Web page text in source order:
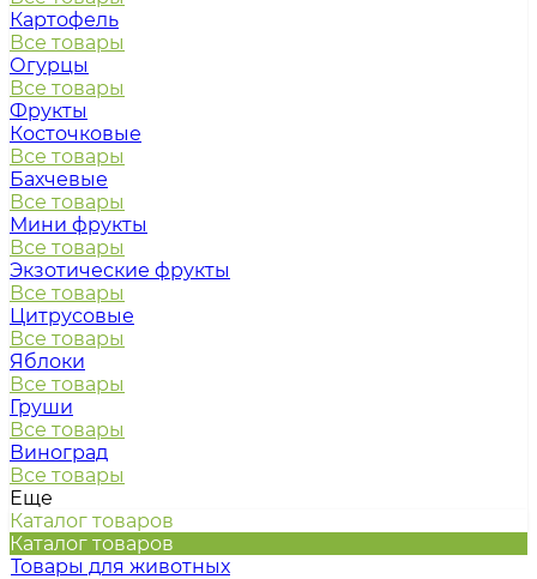
Картофель
Все товары
Огурцы
Все товары
Фрукты
Косточковые
Все товары
Бахчевые
Все товары
Мини фрукты
Все товары
Экзотические фрукты
Все товары
Цитрусовые
Все товары
Яблоки
Все товары
Груши
Все товары
Виноград
Все товары
Еще
Каталог товаров
Каталог товаров
Товары для животных